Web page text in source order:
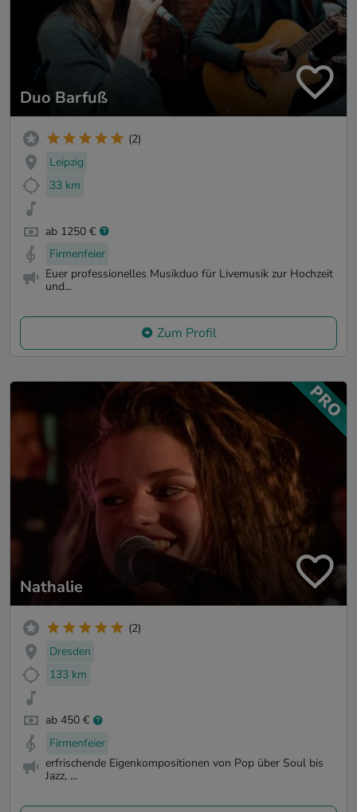
Duo Barfuß
(2)
Leipzig
33 km
ab 1250 €
Firmenfeier
Euer professionelles Musikduo für Livemusik zur Hochzeit
und...
Zum Profil
Nathalie
(2)
Dresden
133 km
ab 450 €
Firmenfeier
erfrischende Eigenkompositionen von Pop über Soul bis
Jazz, ...